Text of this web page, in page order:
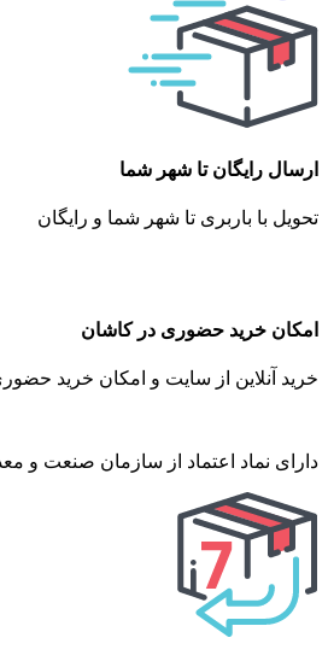
ارسال رایگان تا شهر شما
تحویل با باربری تا شهر شما و رایگان
امکان خرید حضوری در کاشان
خرید آنلاین از سایت و امکان خرید
دارای نماد اعتماد از سازمان صنعت و